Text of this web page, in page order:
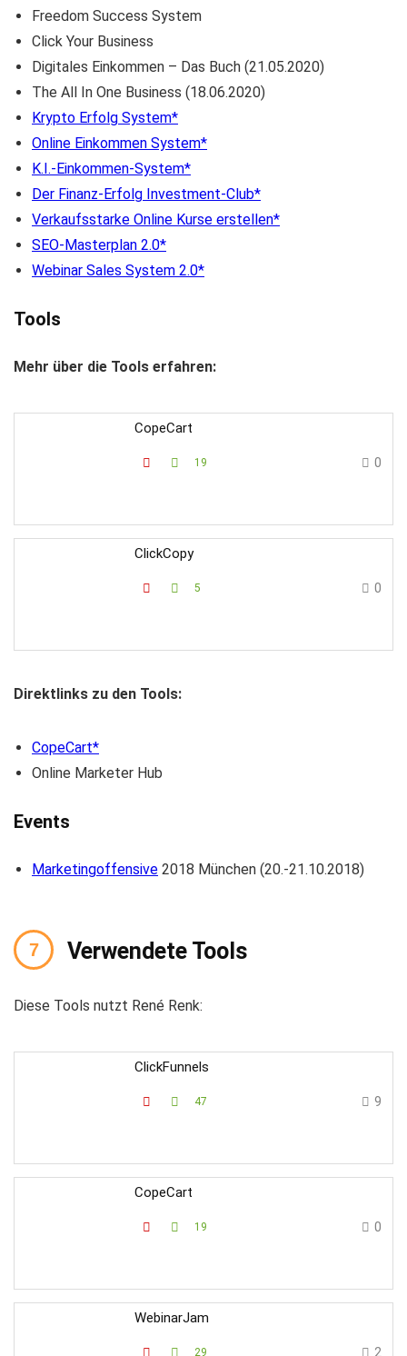
Freedom Success System
Click Your Business
Digitales Einkommen – Das Buch (21.05.2020)
The All In One Business (18.06.2020)
Krypto Erfolg System
Online Einkommen System
K.I.-Einkommen-System
Der Finanz-Erfolg Investment-Club
Verkaufsstarke Online Kurse erstellen
SEO-Masterplan 2.0
Webinar Sales System 2.0
Tools
Mehr über die Tools erfahren:
CopeCart
19 0
ClickCopy
5 0
Direktlinks zu den Tools:
CopeCart
Online Marketer Hub
Events
Marketingoffensive 2018 München (20.-21.10.2018)
Verwendete Tools
Diese Tools nutzt René Renk:
ClickFunnels
47 9
CopeCart
19 0
WebinarJam
29 2